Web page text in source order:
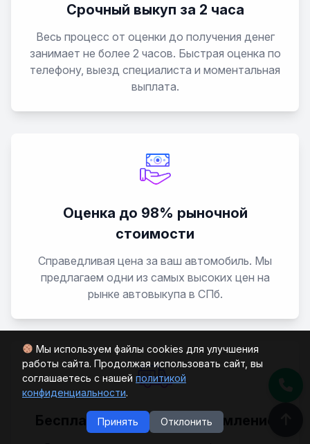
Мы используем файлы cookies для улучшения
работы сайта. Продолжая использовать сайт, вы
соглашаетесь с нашей политикой
конфиденциальности.
Принять Отклонить
Prince
Racer
Winstorm
Срочный выкуп за 2 часа
Весь процесс от оценки до получения денег
занимает не более 2 часов. Быстрая оценка по
телефону, выезд специалиста и моментальная
выплата.
Оценка до 98% рыночной
стоимости
Справедливая цена за ваш автомобиль. Мы
предлагаем одни из самых высоких цен на
рынке автовыкупа в СПб.
Бесплатный выезд и оформление